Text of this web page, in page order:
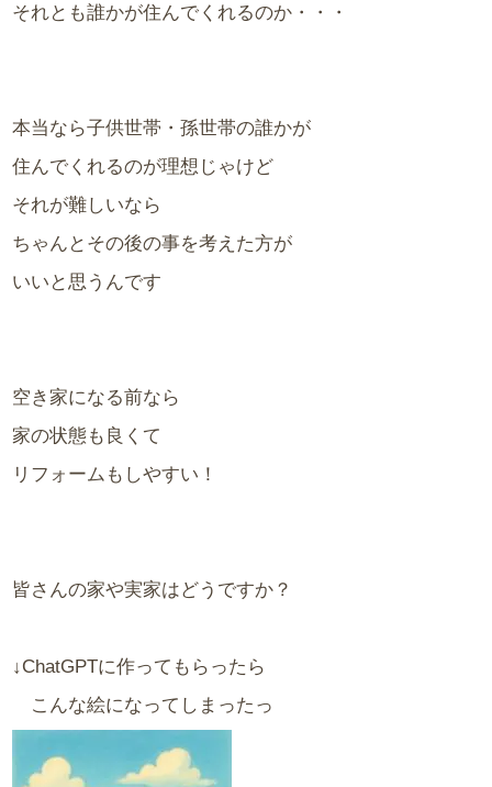
それとも誰かが住んでくれるのか・・・
本当なら子供世帯・孫世帯の誰かが
住んでくれるのが理想じゃけど
それが難しいなら
ちゃんとその後の事を考えた方が
いいと思うんです
空き家になる前なら
家の状態も良くて
リフォームもしやすい！
皆さんの家や実家はどうですか？
↓ChatGPTに作ってもらったら
こんな絵になってしまったっ